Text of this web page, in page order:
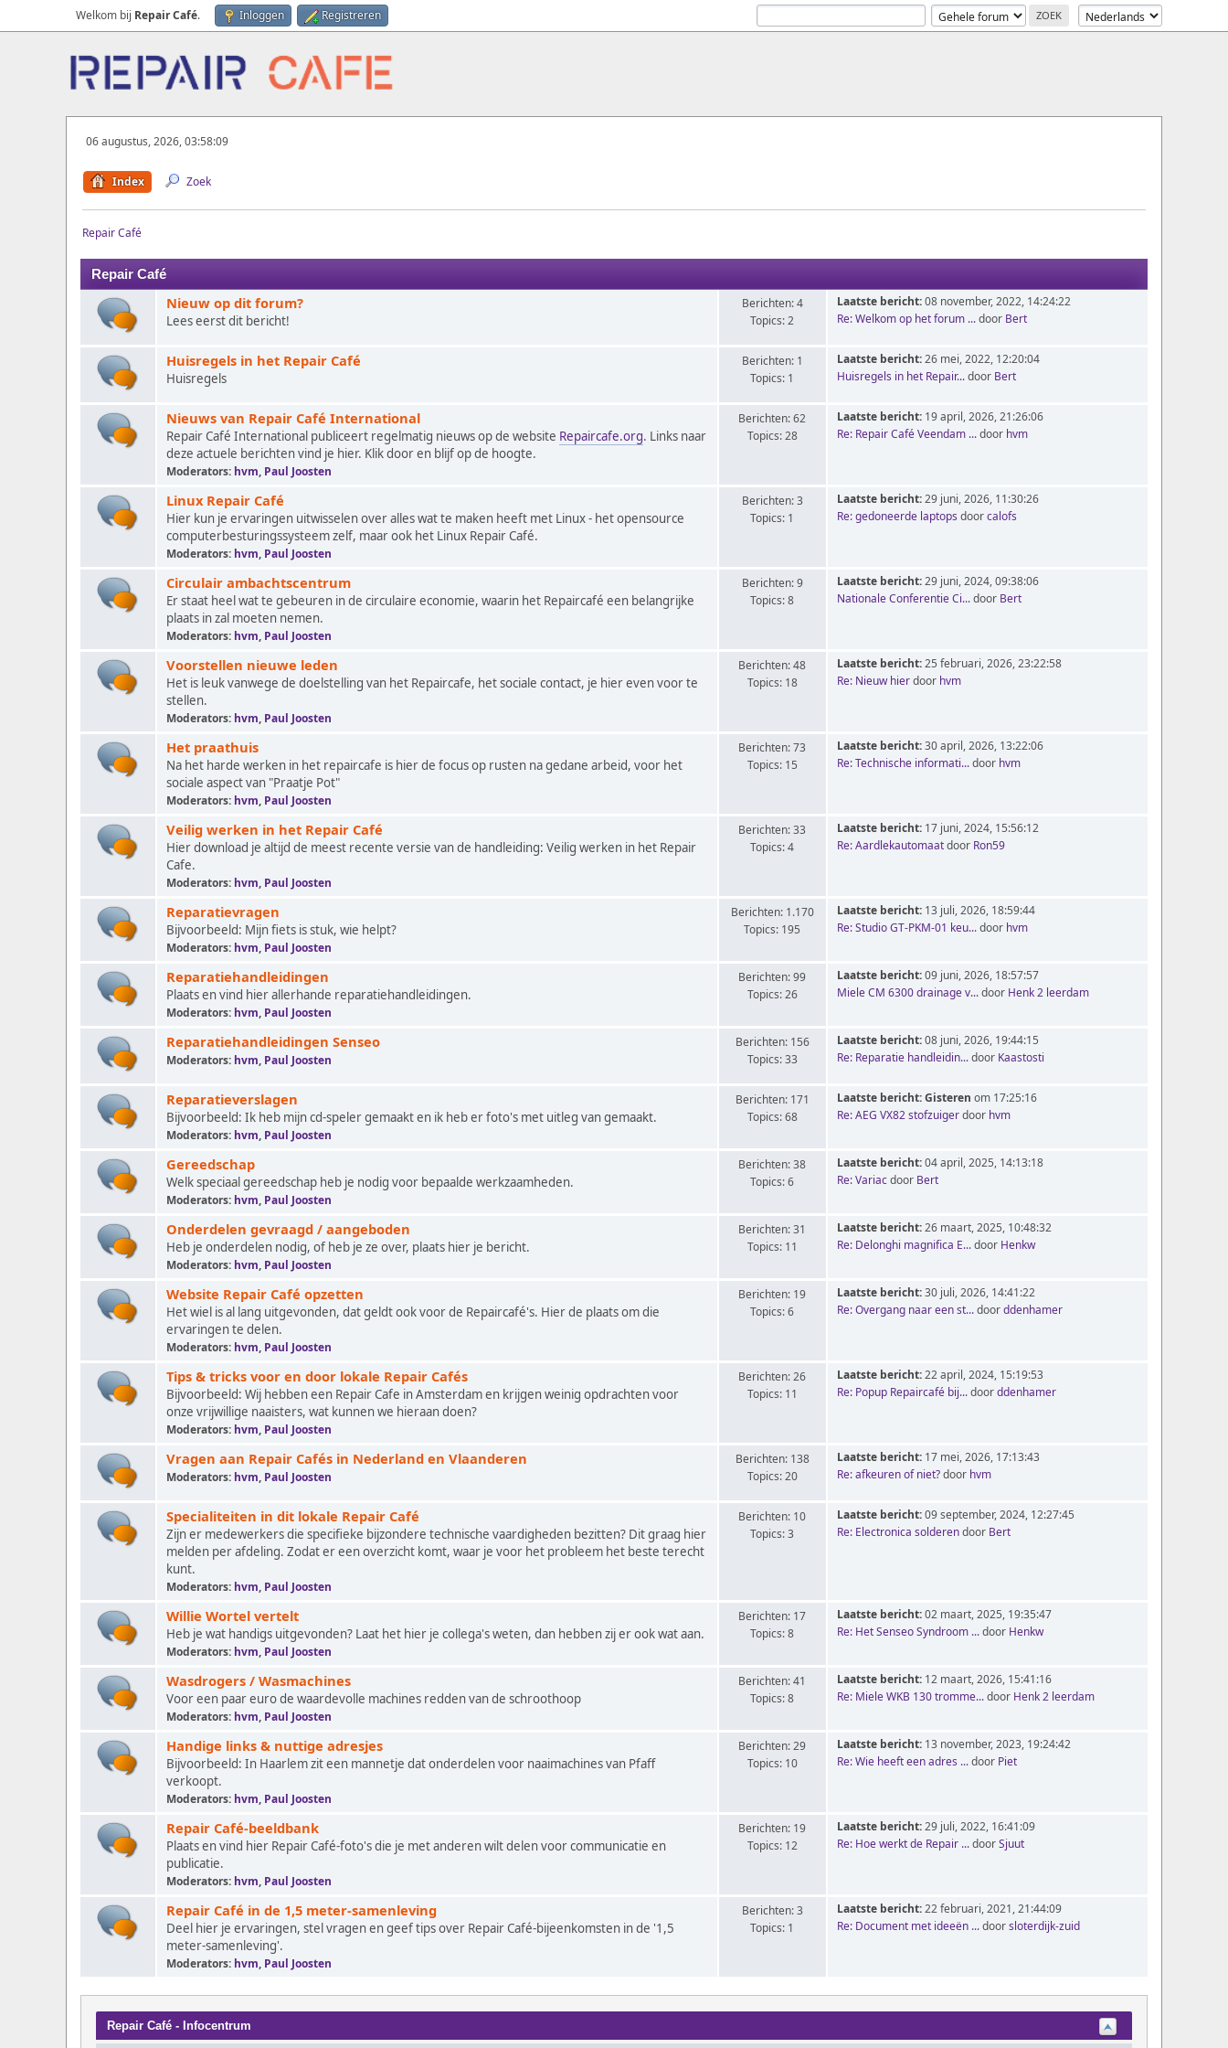
Welkom bij Repair Café. Inloggen Registreren
06 augustus, 2026, 03:58:09
Index Zoek
Repair Café
Repair Café
Nieuw op dit forum?
Lees eerst dit bericht!
Berichten: 4
Topics: 2
Laatste bericht:08 november, 2022, 14:24:22
Re: Welkom op het forum ...door Bert
Huisregels in het Repair Café
Huisregels
Berichten: 1
Topics: 1
Laatste bericht:26 mei, 2022, 12:20:04
Huisregels in het Repair...door Bert
Nieuws van Repair Café International
Repair Café International publiceert regelmatig nieuws op de website Repaircafe.org. Links naar
deze actuele berichten vind je hier. Klik door en blijf op de hoogte.
Moderators: hvm, Paul Joosten
Berichten: 62
Topics: 28
Laatste bericht: 19 april, 2026, 21:26:06
Re: Repair Café Veendam ...door hvm
Linux Repair Café
Hier kun je ervaringen uitwisselen over alles wat te maken heeft met Linux - het opensource
computerbesturingssysteem zelf, maar ook het Linux Repair Café.
Moderators: hvm, Paul Joosten
Berichten: 3
Topics: 1
Laatste bericht:29 juni, 2026, 11:30:26
Re: gedoneerde laptops doorcalofs
Circulair ambachtscentrum
Er staat heel wat te gebeuren in de circulaire economie, waarin het Repaircafé een belangrijke
plaats in zal moeten nemen.
Moderators: hvm, Paul Joosten
Berichten: 9
Topics: 8
Laatste bericht:29 juni, 2024, 09:38:06
Nationale Conferentie Ci...door Bert
Voorstellen nieuwe leden
Het is leuk vanwege de doelstelling van het Repaircafe, het sociale contact, je hier even voor te
stellen.
Moderators: hvm, Paul Joosten
Berichten: 48
Topics: 18
Laatste bericht:25 februari, 2026, 23:22:58
Re: Nieuw hierdoor hvm
Het praathuis
Na het harde werken in het repaircafe is hier de focus op rusten na gedane arbeid, voor het
sociale aspect van "Praatje Pot"
Moderators: hvm, Paul Joosten
Berichten: 73
Topics: 15
Laatste bericht:30 april, 2026, 13:22:06
Re: Technische informati...door hvm
Veilig werken in het Repair Café
Hier download je altijd de meest recente versie van de handleiding: Veilig werken in het Repair
Cafe.
Moderators: hvm, Paul Joosten
Berichten: 33
Topics: 4
Laatste bericht: 17 juni, 2024, 15:56:12
Re: Aardlekautomaatdoor Ron59
Reparatievragen
Bijvoorbeeld: Mijn fiets is stuk, wie helpt?
Moderators: hvm, Paul Joosten
Berichten: 1.170
Topics: 195
Laatste bericht: 13 juli, 2026, 18:59:44
Re: Studio GT-PKM-01 keu...door hvm
Reparatiehandleidingen
Plaats en vind hier allerhande reparatiehandleidingen.
Moderators: hvm, Paul Joosten
Berichten: 99
Topics: 26
Laatste bericht:09 juni, 2026, 18:57:57
Miele CM 6300 drainage v...door Henk 2 leerdam
Reparatiehandleidingen Senseo
Moderators: hvm, Paul Joosten
Berichten: 156
Topics: 33
Laatste bericht:08 juni, 2026, 19:44:15
Re: Reparatie handleidin...door Kaastosti
Reparatieverslagen
Bijvoorbeeld: Ik heb mijn cd-speler gemaakt en ik heb er foto's met uitleg van gemaakt.
Moderators: hvm, Paul Joosten
Berichten: 171
Topics: 68
Laatste bericht:Gisteren om 17:25:16
Re: AEG VX82 stofzuigerdoor hvm
Gereedschap
Welk speciaal gereedschap heb je nodig voor bepaalde werkzaamheden.
Moderators: hvm, Paul Joosten
Berichten: 38
Topics: 6
Laatste bericht:04 april, 2025, 14:13:18
Re: Variacdoor Bert
Onderdelen gevraagd / aangeboden
Heb je onderdelen nodig, of heb je ze over, plaats hier je bericht.
Moderators: hvm, Paul Joosten
Berichten: 31
Topics: 11
Laatste bericht:26 maart, 2025, 10:48:32
Re: Delonghi magnifica E...door Henkw
Website Repair Café opzetten
Het wiel is al lang uitgevonden, dat geldt ook voor de Repaircafé's. Hier de plaats om die
ervaringen te delen.
Moderators: hvm, Paul Joosten
Berichten: 19
Topics: 6
Laatste bericht:30 juli, 2026, 14:41:22
Re: Overgang naar een st...doorddenhamer
Tips & tricks voor en door lokale Repair Cafés
Bijvoorbeeld: Wij hebben een Repair Cafe in Amsterdam en krijgen weinig opdrachten voor
onze vrijwillige naaisters, wat kunnen we hieraan doen?
Moderators: hvm, Paul Joosten
Berichten: 26
Topics: 11
Laatste bericht:22 april, 2024, 15:19:53
Re: Popup Repaircafé bij...doorddenhamer
Vragen aan Repair Cafés in Nederland en Vlaanderen
Moderators: hvm, Paul Joosten
Berichten: 138
Topics: 20
Laatste bericht: 17 mei, 2026, 17:13:43
Re: afkeuren of niet?door hvm
Specialiteiten in dit lokale Repair Café
Zijn er medewerkers die specifieke bijzondere technische vaardigheden bezitten? Dit graag hier
melden per afdeling. Zodat er een overzicht komt, waar je voor het probleem het beste terecht
kunt.
Moderators: hvm, Paul Joosten
Berichten: 10
Topics: 3
Laatste bericht:09 september, 2024, 12:27:45
Re: Electronica solderendoor Bert
Willie Wortel vertelt
Heb je wat handigs uitgevonden? Laat het hier je collega's weten, dan hebben zij er ook wat aan.
Moderators: hvm, Paul Joosten
Berichten: 17
Topics: 8
Laatste bericht:02 maart, 2025, 19:35:47
Re: Het Senseo Syndroom ...door Henkw
Wasdrogers / Wasmachines
Voor een paar euro de waardevolle machines redden van de schroothoop
Moderators: hvm, Paul Joosten
Berichten: 41
Topics: 8
Laatste bericht: 12 maart, 2026, 15:41:16
Re: Miele WKB 130 tromme...door Henk 2 leerdam
Handige links & nuttige adresjes
Bijvoorbeeld: In Haarlem zit een mannetje dat onderdelen voor naaimachines van Pfaff
verkoopt.
Moderators: hvm, Paul Joosten
Berichten: 29
Topics: 10
Laatste bericht: 13 november, 2023, 19:24:42
Re: Wie heeft een adres ...door Piet
Repair Café-beeldbank
Plaats en vind hier Repair Café-foto's die je met anderen wilt delen voor communicatie en
publicatie.
Moderators: hvm, Paul Joosten
Berichten: 19
Topics: 12
Laatste bericht:29 juli, 2022, 16:41:09
Re: Hoe werkt de Repair ...doorSjuut
Repair Café in de 1,5 meter-samenleving
Deel hier je ervaringen, stel vragen en geef tips over Repair Café-bijeenkomsten in de '1,5
meter-samenleving'.
Moderators: hvm, Paul Joosten
Berichten: 3
Topics: 1
Laatste bericht:22 februari, 2021, 21:44:09
Re: Document met ideeën ...doorsloterdijk-zuid
Repair Café - Infocentrum